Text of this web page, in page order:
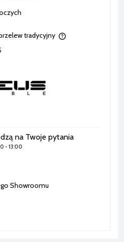
tradycyjny
kosztów płatności
na Twoje pytania
- 13:00
Showroomu